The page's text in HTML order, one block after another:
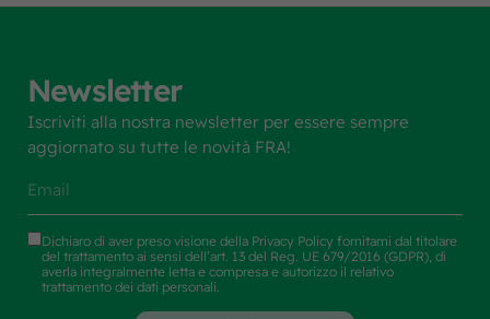
Newsletter
Iscriviti alla nostra newsletter per essere sempre
aggiornato su tutte le novità FRA!
Dichiaro di aver preso visione della Privacy Policy fornitami dal titolare
del trattamento ai sensi dell’art. 13 del Reg. UE 679/2016 (GDPR), di
averla integralmente letta e compresa e autorizzo il relativo
trattamento dei dati personali.